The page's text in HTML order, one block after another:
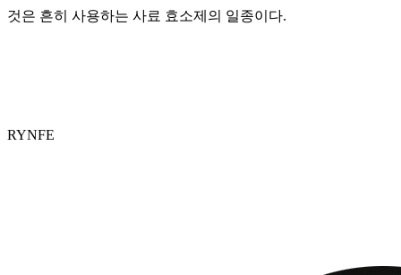
것은 흔히 사용하는 사료 효소제의 일종이다.
RYNFE